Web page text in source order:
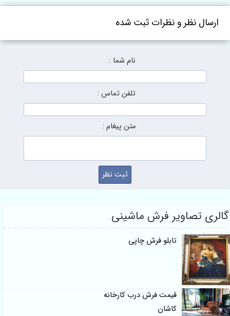
ارسال نظر و نظرات ثبت شده
نام شما :
تلفن تماس :
متن پیغام :
تصاویر فرش ماشینی
تابلو فرش چاپی
قیمت فرش درب کارخانه
کاشان